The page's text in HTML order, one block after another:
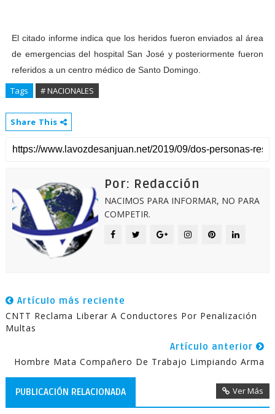
El citado informe indica que los heridos fueron enviados al área
de emergencias del hospital San José y posteriormente fueron
referidos a un centro médico de Santo Domingo.
Tags # NACIONALES
Share This
Por: Redacción
NACIMOS PARA INFORMAR, NO PARA
COMPETIR.
Artículo más reciente
CNTT Reclama Liberar A Conductores Por Penalización
Multas
Artículo anterior
Hombre Mata Compañero De Trabajo Limpiando Arma
PUBLICACIÓN RELACIONADA Ver Más